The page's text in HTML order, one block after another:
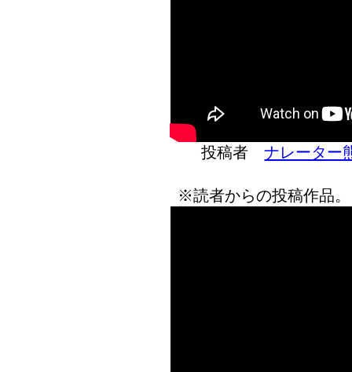
投稿者ナレーター
※読者からの投稿作品